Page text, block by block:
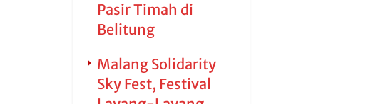
Pasir Timah di
Belitung
Malang Solidarity
Sky Fest, Festival